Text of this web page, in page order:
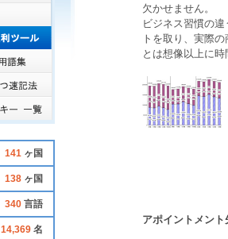
欠かせません。
ビジネス習慣の違
トを取り、実際
とは想像以上に
アポイントメン
141 ヶ国
138 ヶ国
340 言語
14,369 名